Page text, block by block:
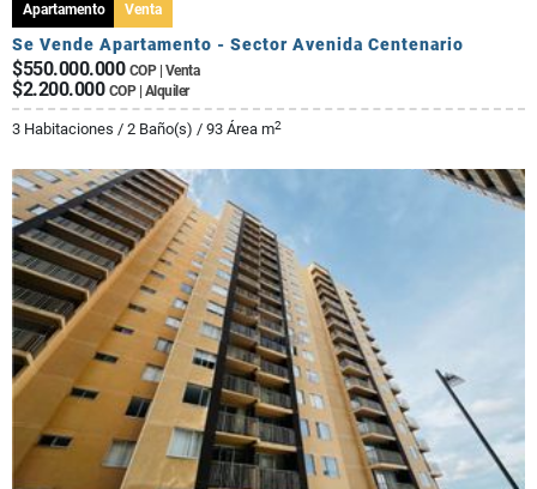
Apartamento Venta
Se Vende Apartamento - Sector Avenida Centenario
$550.000.000 COP | Venta
$2.200.000 COP | Alquiler
3 Habitaciones / 2 Baño(s) / 93 Área m2